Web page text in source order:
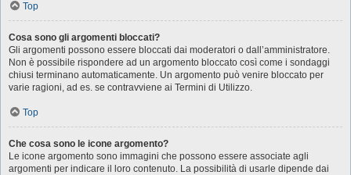
Top
Cosa sono gli argomenti bloccati?
Gli argomenti possono essere bloccati dai moderatori o dall’amministratore.
Non è possibile rispondere ad un argomento bloccato così come i sondaggi
chiusi terminano automaticamente. Un argomento può venire bloccato per
varie ragioni, ad es. se contravviene ai Termini di Utilizzo.
Top
Che cosa sono le icone argomento?
Le icone argomento sono immagini che possono essere associate agli
argomenti per indicare il loro contenuto. La possibilità di usarle dipende dai